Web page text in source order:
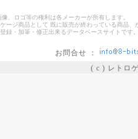
、ロゴ等の権利は各メーカーが所有します。
ージ商品として 既に販売が終わっている商品
録・加筆・修正出来るデータベースサイトで
お問合せ ：
( c ) レトロ